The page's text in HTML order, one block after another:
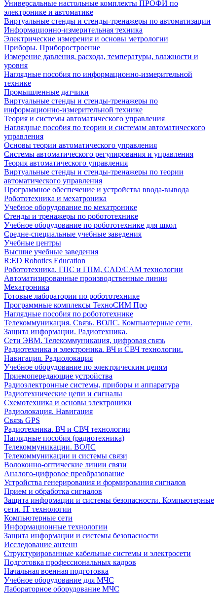
Универсальные настольные комплекты ПРОФИ по
электронике и автоматике
Виртуальные стенды и стенды-тренажеры по автоматизации
Информационно-измерительная техника
Электрические измерения и основы метрологии
Приборы. Приборостроение
Измерение давления, расхода, температуры, влажности и
уровня
Наглядные пособия по информационно-измерительной
технике
Промышленные датчики
Виртуальные стенды и стенды-тренажеры по
информационно-измерительной технике
Теория и системы автоматического управления
Наглядные пособия по теории и системам автоматического
управления
Основы теории автоматического управления
Системы автоматического регулирования и управления
Теория автоматического управления
Виртуальные стенды и стенды-тренажеры по теории
автоматического управления
Программное обеспечение и устройства ввода-вывода
Робототехника и мехатроника
Учебное оборудование по мехатронике
Стенды и тренажеры по робототехнике
Учебное оборудование по робототехнике для школ
Средне-специальные учебные заведения
Учебные центры
Высшие учебные заведения
R:ED Robotics Education
Робототехника. ГПС и ГПМ, CAD/CAM технологии
Автоматизированные производственные линии
Мехатроника
Готовые лаборатории по робототехнике
Программные комплексы ТехноСИМ Про
Наглядные пособия по робототехнике
Телекоммуникация. Связь. ВОЛС. Компьютерные сети.
Защита информации. Радиотехника.
Сети ЭВМ. Телекоммуникация, цифровая связь
Радиотехника и электроника. ВЧ и СВЧ технологии.
Навигация. Радиолокация
Учебное оборудование по электрическим цепям
Приемопередающие устройства
Радиоэлектронные системы, приборы и аппаратура
Радиотехнические цепи и сигналы
Схемотехника и основы электроники
Радиолокация. Навигация
Связь GPS
Радиотехника. ВЧ и СВЧ технологии
Наглядные пособия (радиотехника)
Телекоммуникации. ВОЛС
Телекоммуникации и системы связи
Волоконно-оптические линии связи
Аналого-цифровое преобразование
Устройства генерирования и формирования сигналов
Прием и обработка сигналов
Защита информации и системы безопасности. Компьютерные
сети. IT технологии
Компьютерные сети
Информационные технологии
Защита информации и системы безопасности
Исследование антенн
Структурированные кабельные системы и электросети
Подготовка профессиональных кадров
Начальная военная подготовка
Учебное оборудование для МЧС
Лабораторное оборудование МЧС